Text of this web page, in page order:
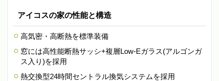
アイコスの家の性能と構造
高気密・高断熱を標準装備
窓には高性能断熱サッシ+複層Low-Eガラス(アルゴンガ
ス入り)を採用
熱交換型24時間セントラル換気システムを採用